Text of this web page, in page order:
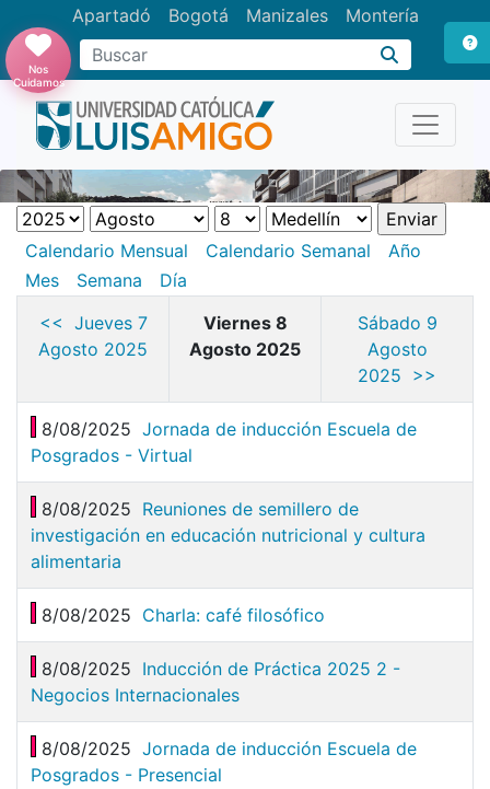
Apartadó Bogotá Manizales Montería
Buscar
Nos
Cuidamos
Calendario Mensual Calendario Semanal
Año
Mes
Semana
Día
<< Jueves 7
Agosto 2025
Viernes 8
Agosto 2025
Sábado 9
Agosto
2025 >>
8/08/2025 Jornada de inducción Escuela de
Posgrados - Virtual
8/08/2025 Reuniones de semillero de
investigación en educación nutricional y cultura
alimentaria
8/08/2025 Charla: café filosófico
8/08/2025 Inducción de Práctica 2025 2 -
Negocios Internacionales
8/08/2025 Jornada de inducción Escuela de
Posgrados - Presencial